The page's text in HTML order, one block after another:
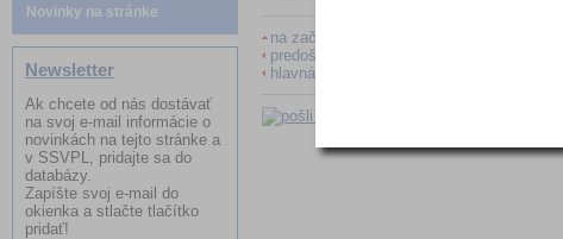
Novinky na stránke
Newsletter
Ak chcete od nás dostávať
na svoj e-mail informácie o
novinkách na tejto stránke a
v SSVPL, pridajte sa do
databázy.
Zapíšte svoj e-mail do
okienka a stlačte tlačítko
pridať!
na začiatok
predošlá stránka
hlavná stránka archívu